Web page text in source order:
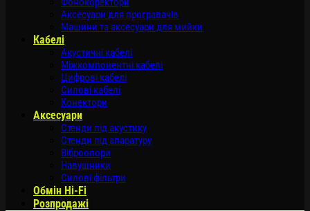
Аксесуари для програвачів
Машини та аксесуари для мийки
Кабелі
Акустичні кабелі
Міжкомпонентні кабелі
Цифрові кабелі
Силові кабелі
Конектори
Аксесуари
Стенди під акустику
Стенди під апаратуру
Віброопори
Навушники
Силові фільтри
Обмін Hi-Fi
Розпродажі